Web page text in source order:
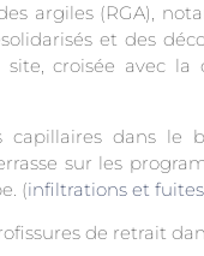
argiles (RGA),
et des
croisée avec la
dans le
sur les
(infiltrations et fuites
de retrait